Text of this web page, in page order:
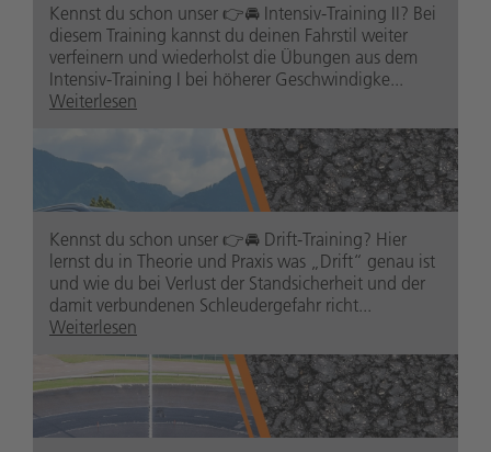
1 Jahr zuvor
1 Jahr zuvor
Kennst du schon unser 👉🚘 Intensiv-Training II? Bei
diesem Training kannst du deinen Fahrstil weiter
verfeinern und wiederholst die Übungen aus dem
Intensiv-Training I bei höherer Geschwindigke...
Weiterlesen
Kennst du schon unser 👉🚘 Drift-Training? Hier
lernst du in Theorie und Praxis was „Drift“ genau ist
und wie du bei Verlust der Standsicherheit und der
damit verbundenen Schleudergefahr richt...
Weiterlesen